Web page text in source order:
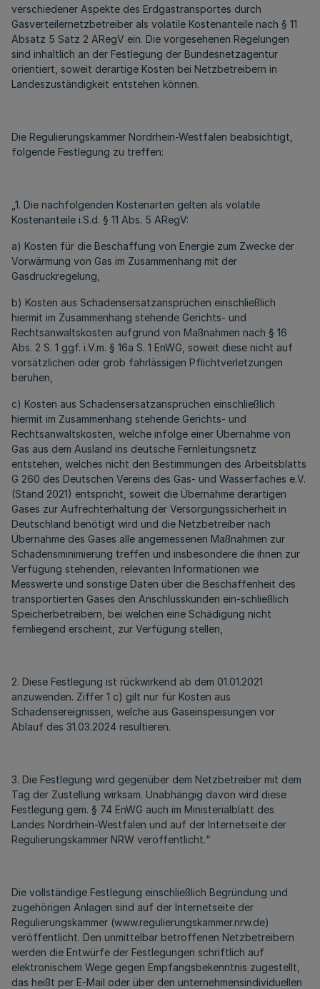
verschiedener Aspekte des Erdgastransportes durch
Gasverteilernetzbetreiber als volatile Kostenanteile nach § 11
Absatz 5 Satz 2 ARegV ein. Die vorgesehenen Regelungen
sind inhaltlich an der Festlegung der Bundesnetzagentur
orientiert, soweit derartige Kosten bei Netzbetreibern in
Landeszuständigkeit entstehen können.
Die Regulierungskammer Nordrhein-Westfalen beabsichtigt,
folgende Festlegung zu treffen:
„1. Die nachfolgenden Kostenarten gelten als volatile
Kostenanteile i.S.d. § 11 Abs. 5 ARegV:
a) Kosten für die Beschaffung von Energie zum Zwecke der
Vorwärmung von Gas im Zusammenhang mit der
Gasdruckregelung,
b) Kosten aus Schadensersatzansprüchen einschließlich
hiermit im Zusammenhang stehende Gerichts- und
Rechtsanwaltskosten aufgrund von Maßnahmen nach § 16
Abs. 2 S. 1 ggf. i.V.m. § 16a S. 1 EnWG, soweit diese nicht auf
vorsätzlichen oder grob fahrlässigen Pflichtverletzungen
beruhen,
c) Kosten aus Schadensersatzansprüchen einschließlich
hiermit im Zusammenhang stehende Gerichts- und
Rechtsanwaltskosten, welche infolge einer Übernahme von
Gas aus dem Ausland ins deutsche Fernleitungsnetz
entstehen, welches nicht den Bestimmungen des Arbeitsblatts
G 260 des Deutschen Vereins des Gas- und Wasserfaches e.V.
(Stand 2021) entspricht, soweit die Übernahme derartigen
Gases zur Aufrechterhaltung der Versorgungssicherheit in
Deutschland benötigt wird und die Netzbetreiber nach
Übernahme des Gases alle angemessenen Maßnahmen zur
Schadensminimierung treffen und insbesondere die ihnen zur
Verfügung stehenden, relevanten Informationen wie
Messwerte und sonstige Daten über die Beschaffenheit des
transportierten Gases den Anschlusskunden ein-schließlich
Speicherbetreibern, bei welchen eine Schädigung nicht
fernliegend erscheint, zur Verfügung stellen,
2. Diese Festlegung ist rückwirkend ab dem 01.01.2021
anzuwenden. Ziffer 1 c) gilt nur für Kosten aus
Schadensereignissen, welche aus Gaseinspeisungen vor
Ablauf des 31.03.2024 resultieren.
3. Die Festlegung wird gegenüber dem Netzbetreiber mit dem
Tag der Zustellung wirksam. Unabhängig davon wird diese
Festlegung gem. § 74 EnWG auch im Ministerialblatt des
Landes Nordrhein-Westfalen und auf der Internetseite der
Regulierungskammer NRW veröffentlicht.“
Die vollständige Festlegung einschließlich Begründung und
zugehörigen Anlagen sind auf der Internetseite der
Regulierungskammer (www.regulierungskammer.nrw.de)
veröffentlicht. Den unmittelbar betroffenen Netzbetreibern
werden die Entwürfe der Festlegungen schriftlich auf
elektronischem Wege gegen Empfangsbekenntnis zugestellt,
das heißt per E-Mail oder über den unternehmensindividuellen